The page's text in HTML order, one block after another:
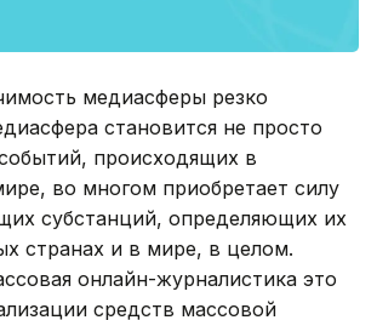
медиасферы резко
становится не просто
происходящих в
во многом приобретает силу
субстанций, определяющих их
странах и в мире, в целом.
онлайн-журналистика это
средств массовой